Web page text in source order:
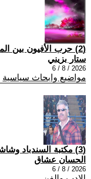
(2) حرب الأفيون بين الماضي و الحاضر
ستار بزيني
2026 / 8 / 6
مواضيع وابحاث سياسية
(3) مكتبة السندباد وشاشات الهاتف النقال
الحسان عشاق
2026 / 8 / 6